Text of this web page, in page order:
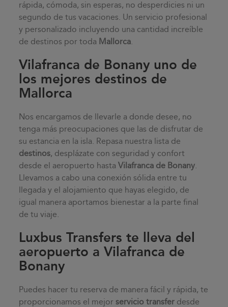
rápida, cómoda, sin esperas, no desperdicies ni un
segundo de tus vacaciones. Un servicio profesional
y personalizado incluyendo una cantidad increíble
de destinos por toda Mallorca
Vilafranca de Bonany uno de
los mejores destinos de
Mallorca
Nos encargamos de llevarle a donde desee, no
tenga más preocupaciones que las de disfrutar de
su estancia en la isla. Repasa nuestra lista de
destinos, desplázate con seguridad y confort
desde el aeropuerto hastaVilafranca de Bonany
Llevamos a cabo una conexión sólida entre tu
llegada y el alojamiento que hayas elegido, de
igual manera aportamos bienestar a la parte final
de tu viaje.
Luxbus Transfers te lleva del
aeropuerto a Vilafranca de
Bonany
Puedes hacer tu reserva de manera fácil y rápida, te
proporcionamos el mejorservicio transfer desde